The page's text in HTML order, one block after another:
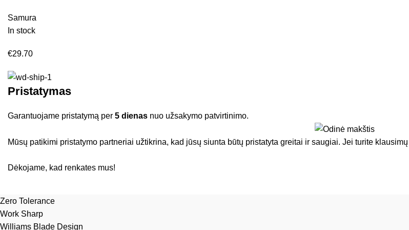
Samura
In stock
€29.70
Pristatymas
Garantuojame pristatymą per 5 dienas nuo užsakymo patvirtinimo.
Mūsų patikimi pristatymo partneriai užtikrina, kad jūsų siunta būtų pristatyta greitai ir saugiai. Jei turite
Dėkojame, kad renkates mus!
Zero Tolerance
Work Sharp
Williams Blade Design